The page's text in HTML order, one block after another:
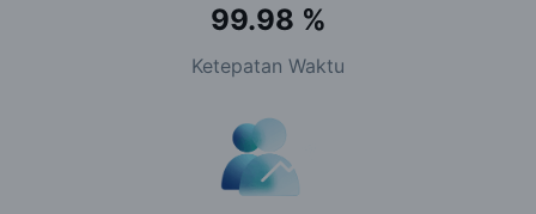
99.98 %
Ketepatan Waktu